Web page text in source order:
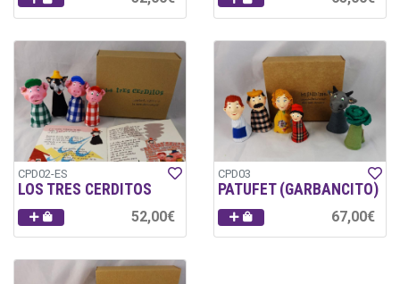
CPD02-ES
LOS TRES CERDITOS
52,00€
CPD03
PATUFET (GARBANCITO)
67,00€